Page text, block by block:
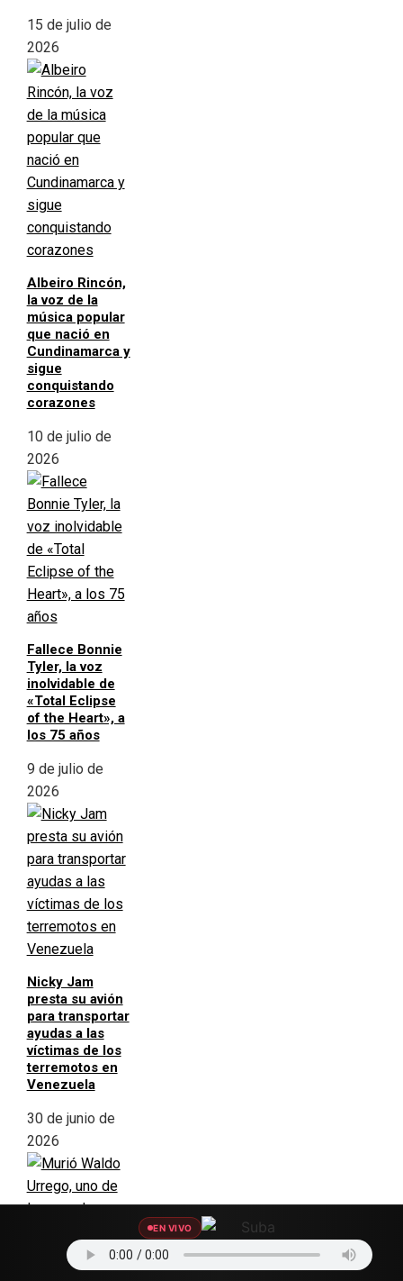
15 de julio de
2026
Albeiro Rincón,
la voz de la
música popular
que nació en
Cundinamarca y
sigue
conquistando
corazones
10 de julio de
2026
Fallece Bonnie
Tyler, la voz
inolvidable de
«Total Eclipse
of the Heart», a
los 75 años
9 de julio de
2026
Nicky Jam
presta su avión
para transportar
ayudas a las
víctimas de los
terremotos en
Venezuela
30 de junio de
2026
EN VIVO